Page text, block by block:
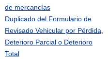
de mercancías
Duplicado del Formulario de
Revisado Vehicular por Pérdida,
Deterioro Parcial o Deterioro
Total